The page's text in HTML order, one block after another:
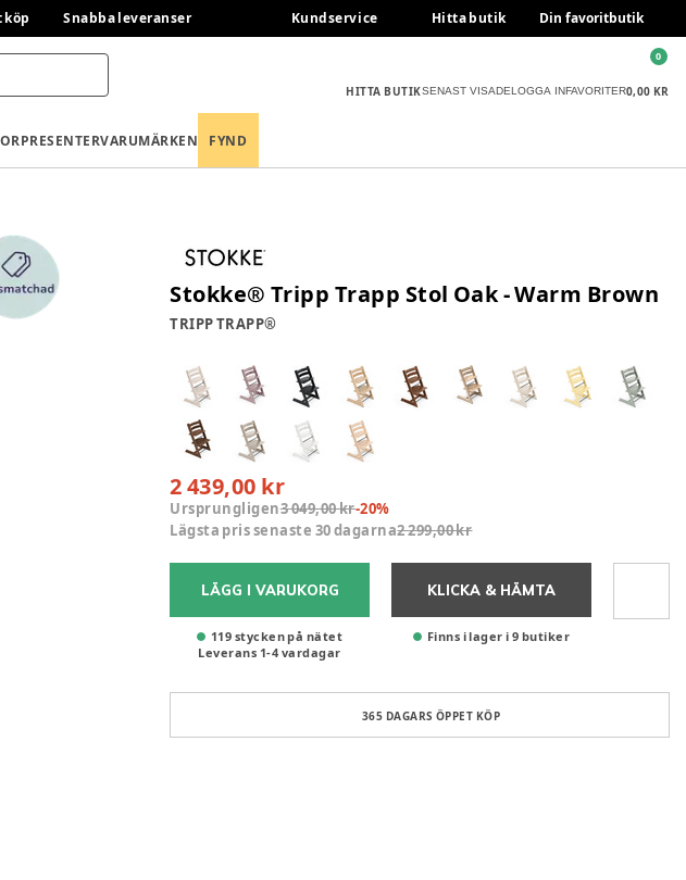
köp Snabba leveranser Kundservice Hitta butik Din favoritbutik
HITTA BUTIKSENAST VISADELOGGA INFAVORITER0,00 KR
0
PRESENTERVARUMÄRKEN FYND
Stokke® Tripp Trapp Stol Oak - Warm Brown
TRIPP TRAPP®
2 439,00 kr
Ursprungligen3 049,00 kr-20%
Lägsta pris senaste 30 dagarna2 299,00 kr
LÄGG I VARUKORG
119 stycken på nätet
Leverans 1-4 vardagar
KLICKA & HÄMTA
Finns i lager i 9 butiker
365 DAGARS ÖPPET KÖP